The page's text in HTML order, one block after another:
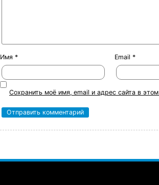
Имя * Email*
Сохранить моё имя, email и адрес сайта в